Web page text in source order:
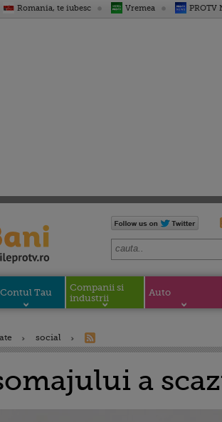
Romania, te iubesc Vremea PROTV
Tau
Companii si
industrii
Auto
social
a